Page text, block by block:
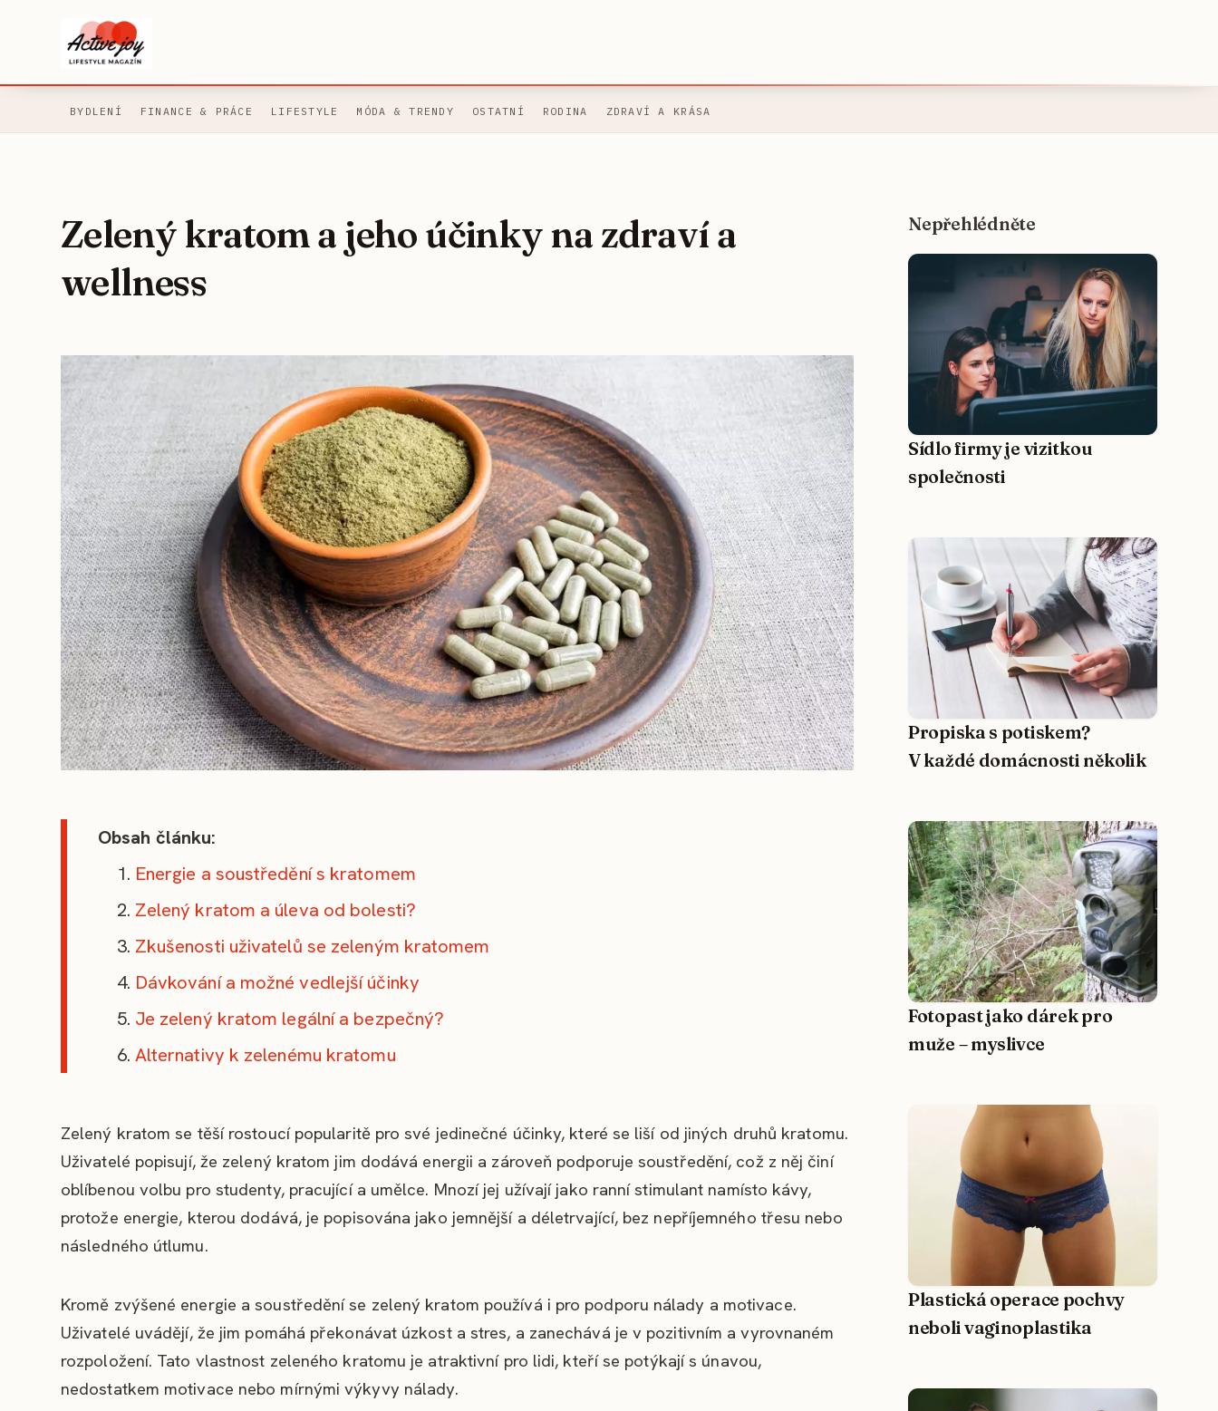
BYDLENÍ FINANCE & PRÁCE LIFESTYLE MÓDA & TRENDY OSTATNÍ RODINA ZDRAVÍ A KRÁSA
Zelený kratom a jeho účinky na zdraví a
wellness
Obsah článku:
Energie a soustředění s kratomem
Zelený kratom a úleva od bolesti?
Zkušenosti uživatelů se zeleným kratomem
Dávkování a možné vedlejší účinky
Je zelený kratom legální a bezpečný?
Alternativy k zelenému kratomu
Zelený kratom se těší rostoucí popularitě pro své jedinečné účinky, které se liší od jiných druhů kratomu.
Uživatelé popisují, že zelený kratom jim dodává energii a zároveň podporuje soustředění, což z něj činí
oblíbenou volbu pro studenty, pracující a umělce. Mnozí jej užívají jako ranní stimulant namísto kávy,
protože energie, kterou dodává, je popisována jako jemnější a déletrvající, bez nepříjemného třesu nebo
následného útlumu.
Kromě zvýšené energie a soustředění se zelený kratom používá i pro podporu nálady a motivace.
Uživatelé uvádějí, že jim pomáhá překonávat úzkost a stres, a zanechává je v pozitivním a vyrovnaném
rozpoložení. Tato vlastnost zeleného kratomu je atraktivní pro lidi, kteří se potýkají s únavou,
nedostatkem motivace nebo mírnými výkyvy nálady.
Nepřehlédněte
Sídlo firmy je vizitkou
společnosti
Propiska s potiskem?
V každé domácnosti několik
Fotopast jako dárek pro
muže – myslivce
Plastická operace pochvy
neboli vaginoplastika